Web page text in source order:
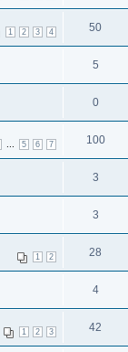
1 2 3 4 50
5
0
5 6 7 100
3
3
1 2 28
4
1 2 3 42